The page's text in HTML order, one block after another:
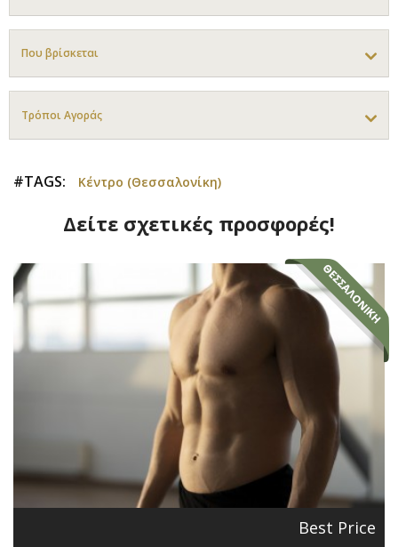
Που βρίσκεται
Τρόποι Αγοράς
#TAGS: Κέντρο (Θεσσαλονίκη)
Δείτε σχετικές προσφορές!
Best Price